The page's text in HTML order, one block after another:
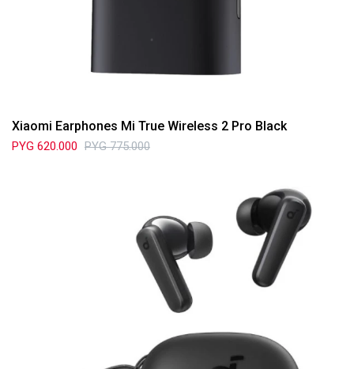
Xiaomi Earphones Mi True Wireless 2 Pro Black
PYG 620.000 PYG 775.000